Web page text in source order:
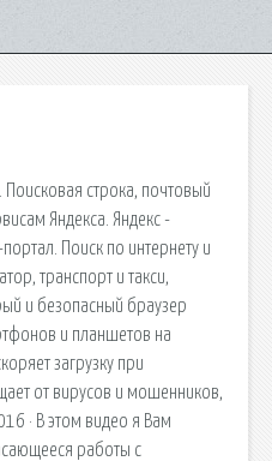
строка, почтовый
Яндекса. Яндекс -
Поиск по интернету и
транспорт и такси,
и безопасный браузер
и планшетов на
загрузку при
от вирусов и мошенников,
· В этом видео я Вам
работы с